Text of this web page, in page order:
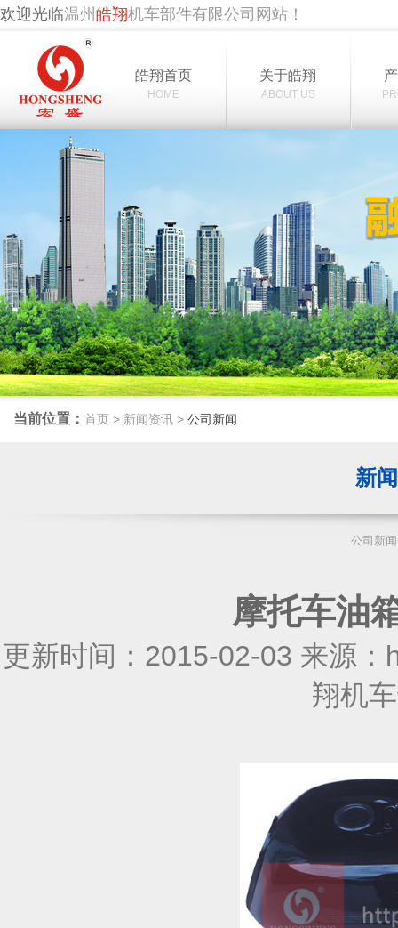
欢迎光临温州 皓翔机车部件有限公司网站！
皓翔首页
HOME
关于皓翔
ABOUT US
当前位置： 首页 > 新闻资讯 > 公司新闻
新
公司新闻
摩托车油
更新时间：2015-02-03 来源
翔机